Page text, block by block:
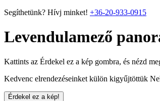
Segíthetünk? Hívj minket! +36-20-933-0915
Levendulamező
Kattints az Érdekel ez a kép gombra, és nézd
Kedvenc elrendezéseinket külön kigyűjtöttük
Érdekel ez a kép!